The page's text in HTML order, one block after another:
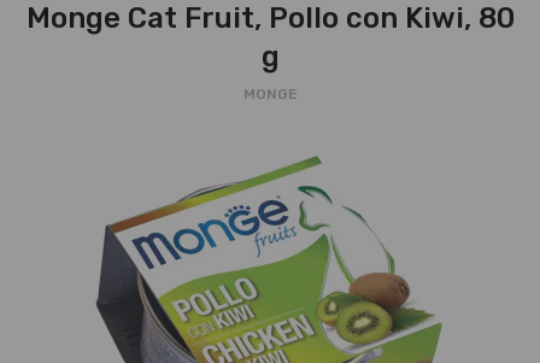
Monge Cat Fruit, Pollo con Kiwi, 80
g
MONGE